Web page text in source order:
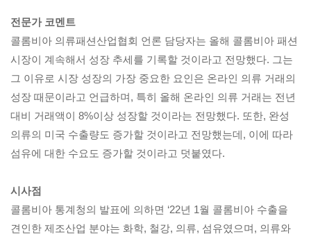
전문가 코멘트
콜롬비아 의류패션산업협회 언론 담당자는 올해 콜롬비아 패션
시장이 계속해서 성장 추세를 기록할 것이라고 전망했다. 그는
그 이유로 시장 성장의 가장 중요한 요인은 온라인 의류 거래의
성장 때문이라고 언급하며, 특히 올해 온라인 의류 거래는 전년
대비 거래액이 8%이상 성장할 것이라는 전망했다. 또한, 완성
의류의 미국 수출량도 증가할 것이라고 전망했는데, 이에 따라
섬유에 대한 수요도 증가할 것이라고 덧붙였다.
시사점
콜롬비아 통계청의 발표에 의하면 ‘22년 1월 콜롬비아 수출을
견인한 제조산업 분야는 화학, 철강, 의류, 섬유였으며, 의류와